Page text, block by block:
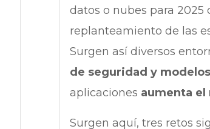
datos o nubes para
replanteamiento de las
Surgen así diversos
de seguridad y
aplicaciones aumenta el
Surgen aquí, tres retos